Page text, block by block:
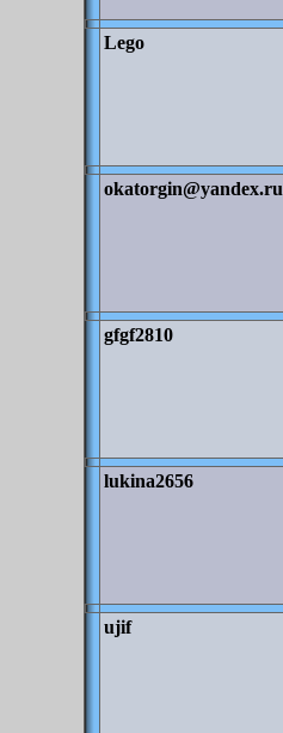
Lego
okatorgin@yandex.ru
gfgf2810
lukina2656
ujif